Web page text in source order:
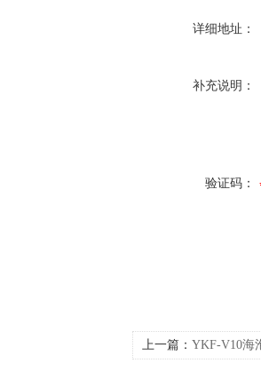
详细地址：
补充说明：
验证码：
上一篇： YKF-V10海